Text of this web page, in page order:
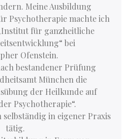
Meine Ausbildung
Psychotherapie machte ich
für ganzheitliche
bei
Ofenstein.
bestandener Prüfung
München die
der Heilkunde auf
Psychotherapie“.
selbständig in eigener Praxis
tätig.